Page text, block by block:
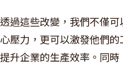
透過這些改變，我們不僅
心壓力，更可以激發他們
提升企業的生產效率。同